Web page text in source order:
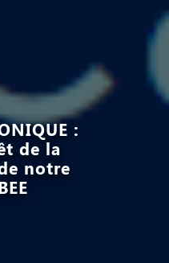
:
de la
notre